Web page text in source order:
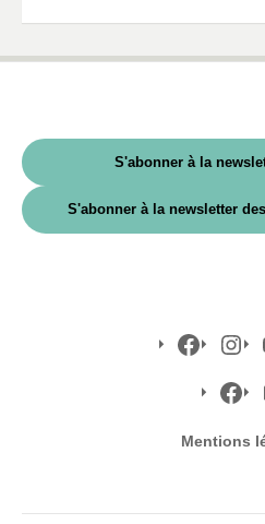
S'abonner à la
S'abonner à la newsletter
Mentions